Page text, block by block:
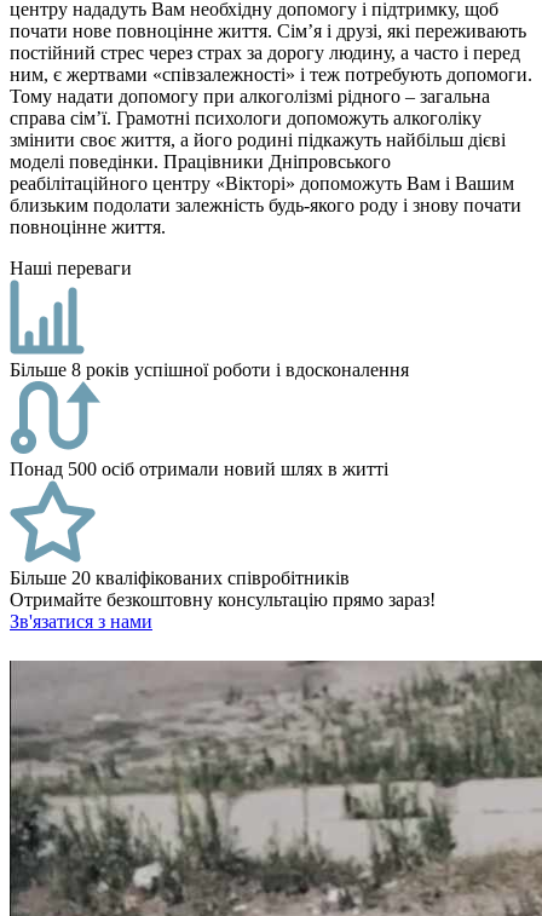
центру нададуть Вам необхідну допомогу і підтримку, щоб
почати нове повноцінне життя. Сім’я і друзі, які переживають
постійний стрес через страх за дорогу людину, а часто і перед
ним, є жертвами «співзалежності» і теж потребують допомоги.
Тому надати допомогу при алкоголізмі рідного – загальна
справа сім’ї. Грамотні психологи допоможуть алкоголіку
змінити своє життя, а його родині підкажуть найбільш дієві
моделі поведінки. Працівники Дніпровського
реабілітаційного центру «Вікторі» допоможуть Вам і Вашим
близьким подолати залежність будь-якого роду і знову почати
повноцінне життя.
Наші переваги
Більше 8 років успішної роботи і вдосконалення
Понад 500 осіб отримали новий шлях в житті
Більше 20 кваліфікованих співробітників
Отримайте безкоштовну консультацію прямо зараз!
Зв'язатися з нами